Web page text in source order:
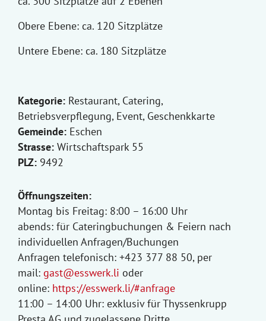
Obere Ebene: ca. 120 Sitzplätze
Untere Ebene: ca. 180 Sitzplätze
Kategorie: Restaurant, Catering,
Betriebsverpflegung, Event, Geschenkkarte
Gemeinde: Eschen
Strasse: Wirtschaftspark 55
PLZ: 9492
Öffnungszeiten:
Montag bis Freitag: 8:00 – 16:00 Uhr
abends: für Cateringbuchungen & Feiern nach
individuellen Anfragen/Buchungen
Anfragen telefonisch: +423 377 88 50, per
mail: gast@esswerk.li oder
online: https://esswerk.li/#anfrage
11:00 – 14:00 Uhr: exklusiv für Thyssenkrupp